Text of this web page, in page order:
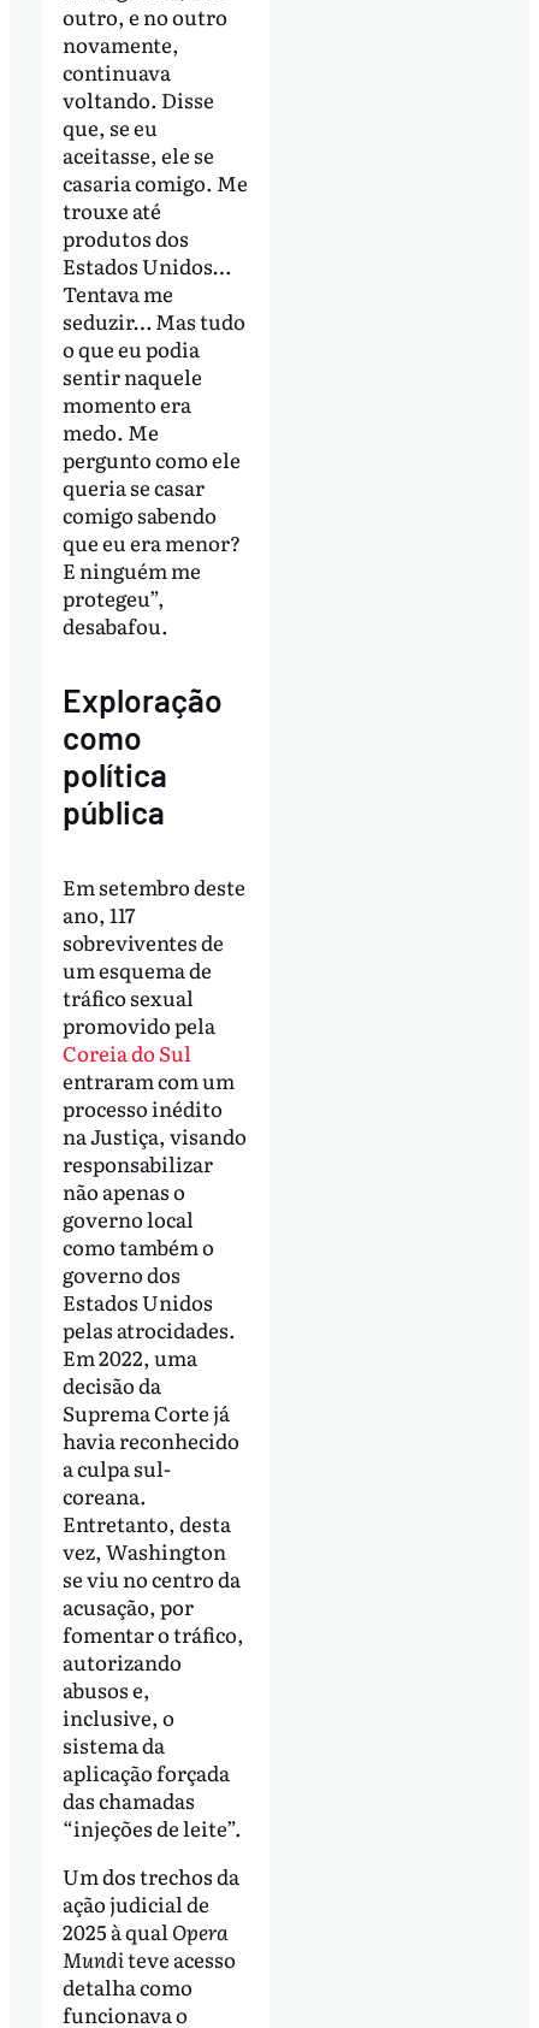
outro, e no outro
novamente,
continuava
voltando. Disse
que, se eu
aceitasse, ele se
casaria comigo. Me
trouxe até
produtos dos
Estados Unidos…
Tentava me
seduzir… Mas tudo
o que eu podia
sentir naquele
momento era
medo. Me
pergunto como ele
queria se casar
comigo sabendo
que eu era menor?
E ninguém me
protegeu”,
desabafou.
Exploração
como
política
pública
Em setembro deste
ano, 117
sobreviventes de
um esquema de
tráfico sexual
promovido pela
Coreia do Sul
entraram com um
processo inédito
na Justiça, visando
responsabilizar
não apenas o
governo local
como também o
governo dos
Estados Unidos
pelas atrocidades.
Em 2022, uma
decisão da
Suprema Corte já
havia reconhecido
a culpa sul-
coreana.
Entretanto, desta
vez, Washington
se viu no centro da
acusação, por
fomentar o tráfico,
autorizando
abusos e,
inclusive, o
sistema da
aplicação forçada
das chamadas
“injeções de leite”.
Um dos trechos da
ação judicial de
2025 à qualOpera
Munditeve acesso
detalha como
funcionava o